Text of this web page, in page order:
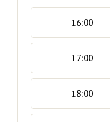
16:00
17:00
18:00